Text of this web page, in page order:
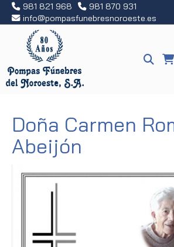
981 821 968
981 870 931
info
pompasfunebresnoroeste.es
Doña Carmen
Abeijón